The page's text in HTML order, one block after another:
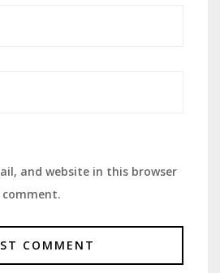
and website in this browser